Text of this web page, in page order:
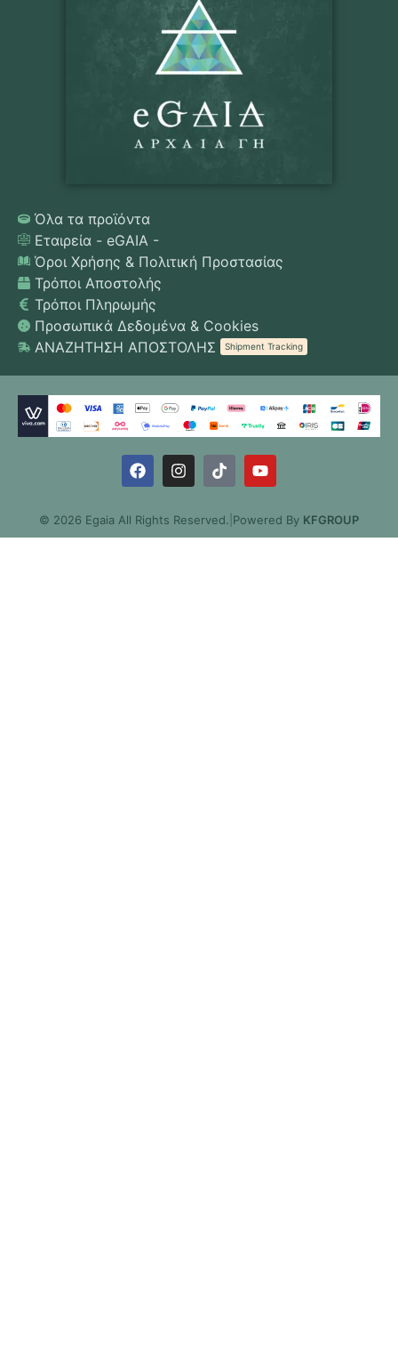
Όλα τα προϊόντα
Εταιρεία - eGAIA -
Όροι Χρήσης & Πολιτική Προστασίας
Τρόποι Αποστολής
Τρόποι Πληρωμής
Προσωπικά Δεδομένα & Cookies
ΑΝΑΖΗΤΗΣΗ ΑΠΟΣΤΟΛΗΣ
Shipment Tracking
© 2026 Egaia All Rights Reserved. Powered By KFGROUP